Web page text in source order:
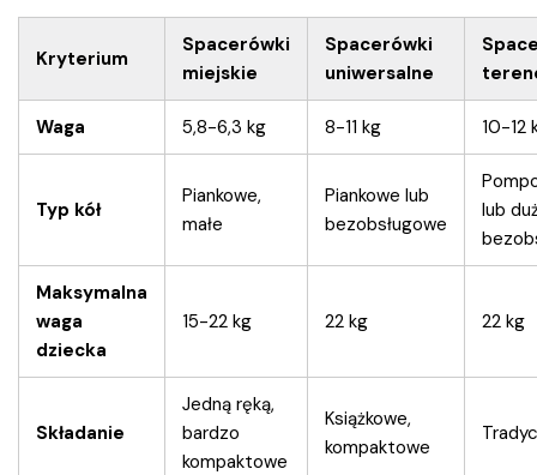
Kryterium
Spacerówki
miejskie
Spacerówki
uniwersalne
Waga 5,8-6,3 kg 8-11 kg 10-12
Typ kół
Piankowe,
małe
Piankowe lub
bezobsługowe
lub
Maksymalna
waga
dziecka
15-22 kg 22 kg 22 kg
Składanie
Jedną ręką,
bardzo
kompaktowe
Książkowe,
kompaktowe